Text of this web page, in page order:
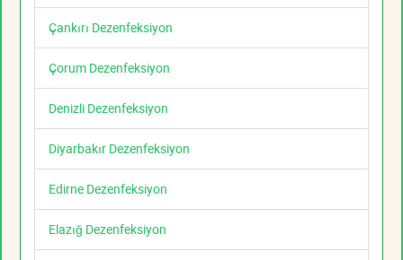
Çankırı Dezenfeksiyon
Çorum Dezenfeksiyon
Denizli Dezenfeksiyon
Diyarbakır Dezenfeksiyon
Edirne Dezenfeksiyon
Elazığ Dezenfeksiyon